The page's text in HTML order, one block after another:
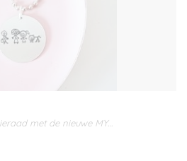
met de nieuwe MY…